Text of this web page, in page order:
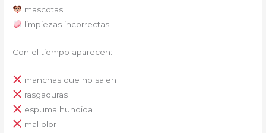
mascotas
limpiezas incorrectas
Con el tiempo aparecen:
manchas que no salen
rasgaduras
espuma hundida
mal olor